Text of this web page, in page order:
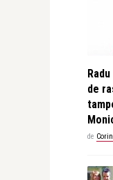
de
de